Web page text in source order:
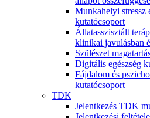
Munkahelyi stressz
kutatócsoport
Állatasszisztált
klinikai javulásban
Szülészet
Digitális egészség
Fájdalom és
kutatócsoport
TDK
Jelentkezés TDK